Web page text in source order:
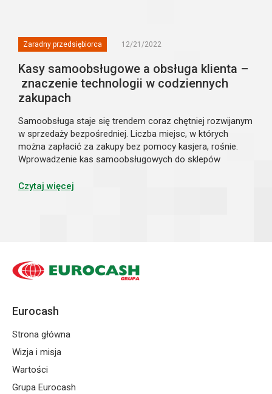
Zaradny przedsiębiorca 12/21/2022
Kasy samoobsługowe a obsługa klienta –
znaczenie technologii w codziennych
zakupach
Samoobsługa staje się trendem coraz chętniej rozwijanym
w sprzedaży bezpośredniej. Liczba miejsc, w których
można zapłacić za zakupy bez pomocy kasjera, rośnie.
Wprowadzenie kas samoobsługowych do sklepów
wdrażać te nowoczesne rozwiązania do plac...
Czytaj więcej
Eurocash
Strona główna
Wizja i misja
Wartości
Grupa Eurocash